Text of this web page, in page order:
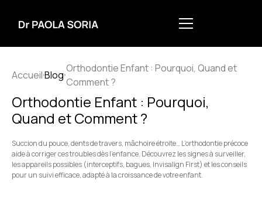
AccueilBlog
Orthodontie Enfant : Pourquoi, Quand et
Comment ?
Orthodontie Enfant : Pourquoi,
Quand et Comment ?
Succion du pouce, dents de travers, mâchoire étroite… L’orthodontie précoce
aide à corriger ces troubles dès l’enfance. Découvrez les signes à surveiller,
les appareils possibles (interceptifs, bagues, Invisalign First) et les conseils
pour un suivi efficace, adapté à la croissance de votre enfant.